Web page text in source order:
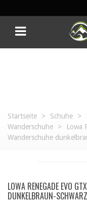
Startseite > Schuhe >
Wanderschuhe
>
Lowa
Wanderschuhe
LOWA RENEGADE EVO
DUNKELBRAUN-SCHWARZ